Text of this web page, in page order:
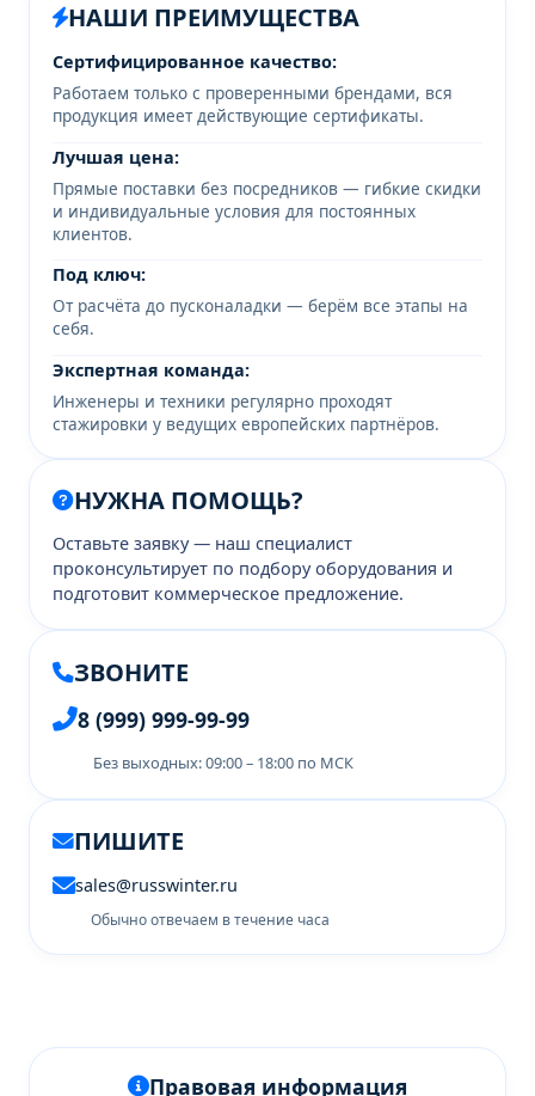
НАШИ ПРЕИМУЩЕСТВА
Сертифицированное качество:
Работаем только с проверенными брендами, вся
продукция имеет действующие сертификаты.
Лучшая цена:
Прямые поставки без посредников — гибкие скидки
и индивидуальные условия для постоянных
клиентов.
Под ключ:
От расчёта до пусконаладки — берём все этапы на
себя.
Экспертная команда:
Инженеры и техники регулярно проходят
стажировки у ведущих европейских партнёров.
НУЖНА ПОМОЩЬ?
Оставьте заявку — наш специалист
проконсультирует по подбору оборудования и
подготовит коммерческое предложение.
ЗВОНИТЕ
8 (999) 999-99-99
Без выходных: 09:00 – 18:00 по МСК
ПИШИТЕ
sales@russwinter.ru
Обычно отвечаем в течение часа
Правовая информация